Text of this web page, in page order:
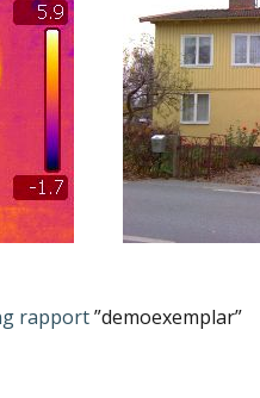
rapport”demoexemplar”